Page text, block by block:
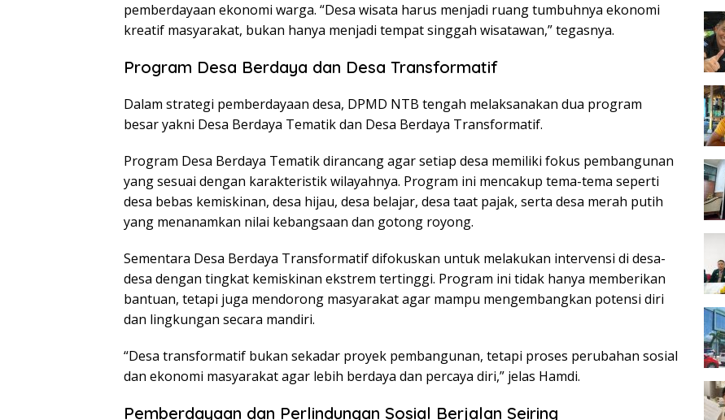
pemberdayaan ekonomi warga. “Desa wisata harus menjadi ruang tumbuhnya ekonomi
kreatif masyarakat, bukan hanya menjadi tempat singgah wisatawan,” tegasnya.
Program Desa Berdaya dan Desa Transformatif
Dalam strategi pemberdayaan desa, DPMD NTB tengah melaksanakan dua program
besar yakni Desa Berdaya Tematik dan Desa Berdaya Transformatif.
Program Desa Berdaya Tematik dirancang agar setiap desa memiliki fokus pembangunan
yang sesuai dengan karakteristik wilayahnya. Program ini mencakup tema-tema seperti
desa bebas kemiskinan, desa hijau, desa belajar, desa taat pajak, serta desa merah putih
yang menanamkan nilai kebangsaan dan gotong royong.
Sementara Desa Berdaya Transformatif difokuskan untuk melakukan intervensi di desa-
desa dengan tingkat kemiskinan ekstrem tertinggi. Program ini tidak hanya memberikan
bantuan, tetapi juga mendorong masyarakat agar mampu mengembangkan potensi diri
dan lingkungan secara mandiri.
“Desa transformatif bukan sekadar proyek pembangunan, tetapi proses perubahan sosial
dan ekonomi masyarakat agar lebih berdaya dan percaya diri,” jelas Hamdi.
Pemberdayaan dan Perlindungan Sosial Berjalan Seiring